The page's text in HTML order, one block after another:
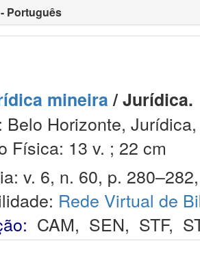
Português
mineira/ Jurídica.
Belo Horizonte,
Física: 13 v. ; 22 cm
v. 6, n. 60, p.
Rede Virtual de
CAM, SEN, STF,